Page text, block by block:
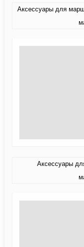
Аксессуары для
Аксессуары